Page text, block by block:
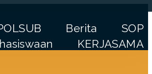
Berita
SOP
KERJASAMA